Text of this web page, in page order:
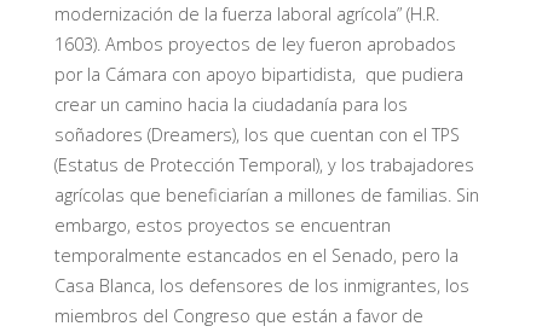
modernización de la fuerza laboral agrícola” (H.R.
1603). Ambos proyectos de ley fueron aprobados
por la Cámara con apoyo bipartidista, que pudiera
crear un camino hacia la ciudadanía para los
soñadores (Dreamers), los que cuentan con el TPS
(Estatus de Protección Temporal), y los trabajadores
agrícolas que beneficiarían a millones de familias. Sin
embargo, estos proyectos se encuentran
temporalmente estancados en el Senado, pero la
Casa Blanca, los defensores de los inmigrantes, los
miembros del Congreso que están a favor de